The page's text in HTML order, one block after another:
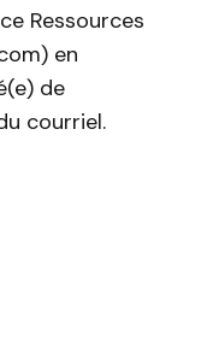
Ressources
en
de
courriel.